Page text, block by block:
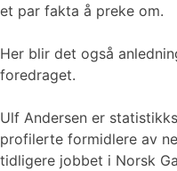
et par fakta å preke om.
Her blir det også
foredraget.
Ulf Andersen er
profilerte formidlere av
tidligere jobbet i Norsk